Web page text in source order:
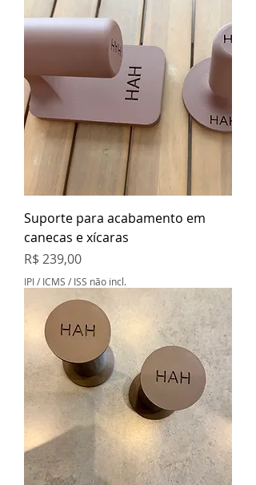
Suporte para acabamento em
canecas e xícaras
Preço
R$ 239,00
IPI / ICMS / ISS não incl.